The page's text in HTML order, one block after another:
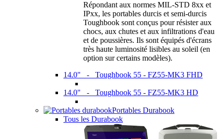
Répondant aux normes MIL-STD 8xx et
IPxx, les portables durcis et semi-durcis
Toughbook sont conçus pour résister aux
chocs, aux chutes et aux infiltrations d'eau
et de poussières. Ils sont équipés d'écrans
très haute luminosité lisibles au soleil (en
option sur certains modèles).
14.0" - Toughbook 55 - FZ55-MK3 FHD
14.0" - Toughbook 55 - FZ55-MK3 HD
Portables Durabook
Tous les Durabook